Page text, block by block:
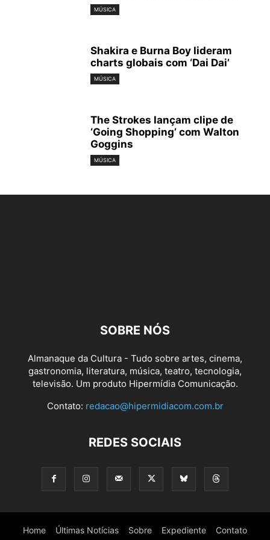
MÚSICA
Shakira e Burna Boy lideram
charts globais com ‘Dai Dai’
MÚSICA
The Strokes lançam clipe de
‘Going Shopping’ com Walton
Goggins
MÚSICA
SOBRE NÓS
Almanaque da Cultura - Tudo sobre artes, cinema,
gastronomia, literatura, música, teatro, tecnologia,
televisão. Um produto Hipermídia Comunicação.
Contato: redacao@hipermidiacom.com.br
REDES SOCIAIS
Home Últimas Notícias Sobre Expediente Contato